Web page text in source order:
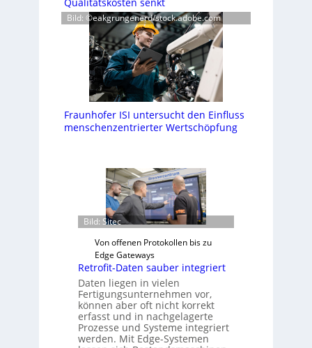
Bild: ©eakgrungenerd/stock.adobe.com
Fraunhofer ISI untersucht den Einfluss
menschenzentrierter Wertschöpfung
Bild: Sitec
Von offenen Protokollen bis zu
Edge Gateways
Retrofit-Daten sauber integriert
Daten liegen in vielen
Fertigungsunternehmen vor,
können aber oft nicht korrekt
erfasst und in nachgelagerte
Prozesse und Systeme integriert
werden. Mit Edge-Systemen